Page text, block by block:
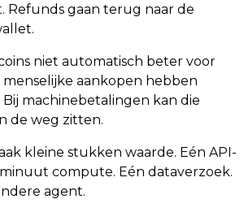
Refunds gaan terug naar de
niet automatisch beter voor
aankopen hebben
machinebetalingen kan die
de weg zitten.
kleine stukken waarde. Eén API-
compute. Eén dataverzoek.
agent.